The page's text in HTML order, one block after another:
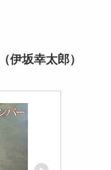
伊坂幸太郎）